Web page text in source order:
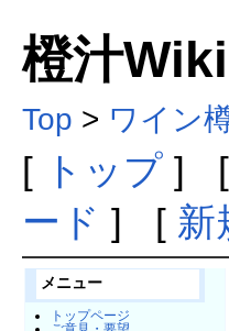
橙汁
Top > ワイン
[ トップ] [
ード ] [ 新
メニュー
トップページ